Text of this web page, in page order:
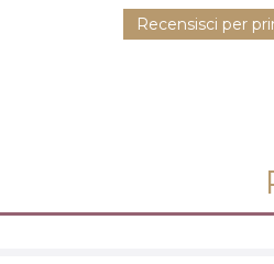
Recensisci per